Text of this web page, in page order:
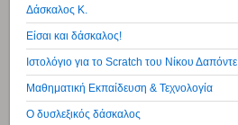
Δάσκαλος Κ.
Είσαι και δάσκαλος!
Ιστολόγιο για το Scratch του Νίκου Δαπόντε
Μαθηματική Εκπαίδευση & Τεχνολογία
Ο δυσλεξικός δάσκαλος